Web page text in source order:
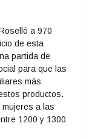
a 970
de esta
partida de
para que las
más
productos.
a las
1200 y 1300